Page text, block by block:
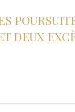
DEUX